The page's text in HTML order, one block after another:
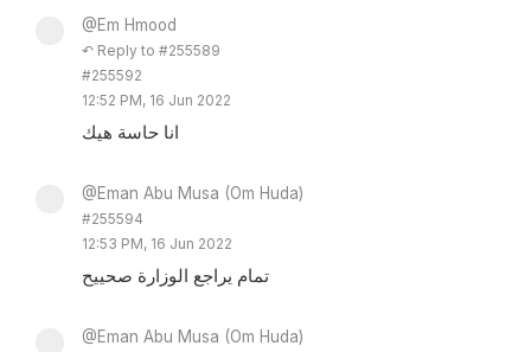
@Em Hmood
↶ Reply to #255589
#255592
12:52 PM, 16 Jun 2022
انا حاسة هيك
@Eman Abu Musa (Om Huda)
#255594
12:53 PM, 16 Jun 2022
تمام يراجع الوزارة صحييح
@Eman Abu Musa (Om Huda)